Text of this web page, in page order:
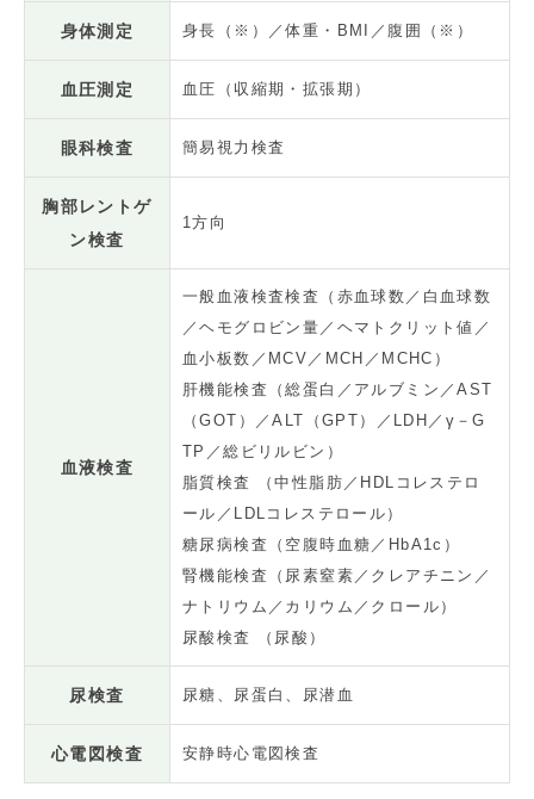
身体測定 身長（※）／体重・BMI／腹囲（※）
血圧測定 血圧（収縮期・拡張期）
眼科検査 簡易視力検査
胸部レントゲ
ン検査
1方向
血液検査
一般血液検査検査（赤血球数／白血球数
／ヘモグロビン量／ヘマトクリット値／
血小板数／MCV／MCH／MCHC）
肝機能検査（総蛋白／アルブミン／AST
（GOT）／ALT（GPT）／LDH／γ－G
TP／総ビリルビン）
脂質検査 （中性脂肪／HDLコレステロ
ール／LDLコレステロール）
糖尿病検査（空腹時血糖／HbA1c）
腎機能検査（尿素窒素／クレアチニン／
ナトリウム／カリウム／クロール）
尿酸検査 （尿酸）
尿検査 尿糖、尿蛋白、尿潜血
心電図検査 安静時心電図検査